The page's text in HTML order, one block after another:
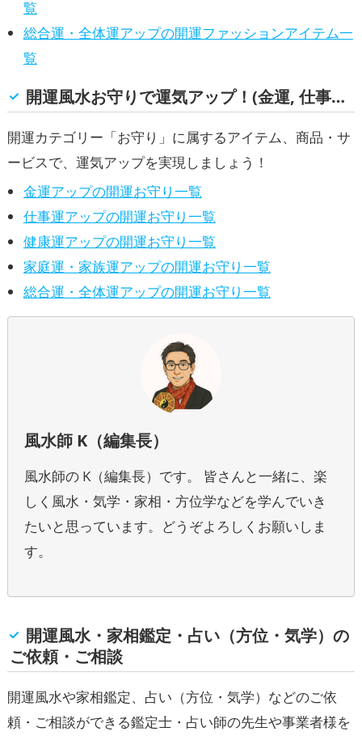
覧
総合運・全体運アップの開運ファッションアイテム一
覧
開運風水お守りで運気アップ！(金運, 仕事運, 健康運, 家庭運・家族運, 総合運・全体運)
開運カテゴリー「お守り」に属するアイテム、商品・サ
ービスで、運気アップを実現しましょう！
金運アップの開運お守り一覧
仕事運アップの開運お守り一覧
健康運アップの開運お守り一覧
家庭運・家族運アップの開運お守り一覧
総合運・全体運アップの開運お守り一覧
風水師 K（編集長）
風水師の K（編集長）です。 皆さんと一緒に、楽
しく風水・気学・家相・方位学などを学んでいき
たいと思っています。どうぞよろしくお願いしま
す。
開運風水・家相鑑定・占い（方位・気学）の
ご依頼・ご相談
開運風水や家相鑑定、占い（方位・気学）などのご依
頼・ご相談ができる鑑定士・占い師の先生や事業者様を